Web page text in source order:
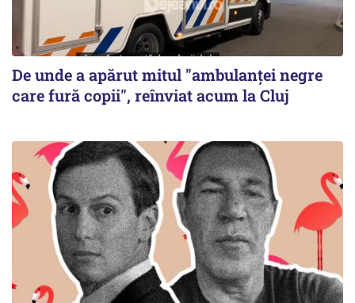
De unde a apărut mitul "ambulanței negre
care fură copii", reînviat acum la Cluj